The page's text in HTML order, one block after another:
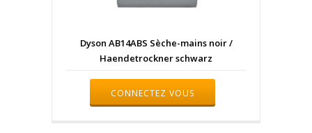
Dyson AB14ABS Sèche-mains noir /
Haendetrockner schwarz
CONNECTEZ VOUS